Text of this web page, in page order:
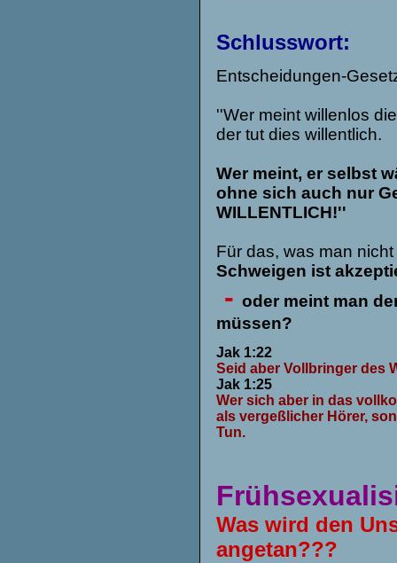
Schlusswort:
Entscheidungen-
''Wer meint willenlos
der tut dies willentlich.
Wer meint, er selbst
ohne sich auch nur
WILLENTLICH!''
Für das, was man
Schweigen ist
- oder meint man
müssen?
Jak 1:22
Seid aber Vollbringer des
Jak 1:25
Wer sich aber in das
als vergeßlicher Hörer,
Tun.
Was wird den
angetan???